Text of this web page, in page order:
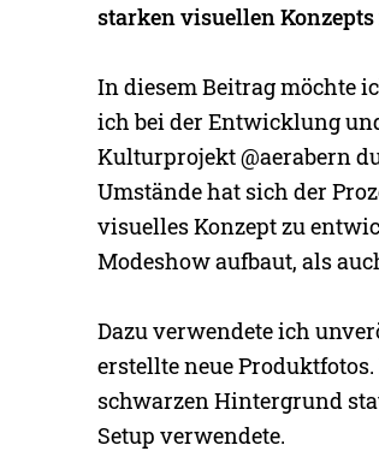
starken visuellen
In diesem Beitrag möchte
ich bei der Entwicklung
Kulturprojekt @aerabern
Umstände hat sich der
visuelles Konzept zu
Modeshow aufbaut, als
Dazu verwendete ich
erstellte neue
schwarzen Hintergrund
Setup verwendete.